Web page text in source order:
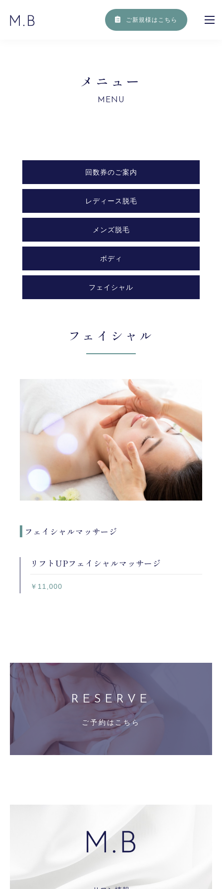
ご新規様はこちら
メ ニ ュ ー
MENU
回数券のご案内
レディース脱毛
メンズ脱毛
ボディ
フェイシャル
フェイシャル
フェイシャルマッサージ
リフトUPフェイシャルマッサージ
￥11,000
RESERVE
ご予約はこちら